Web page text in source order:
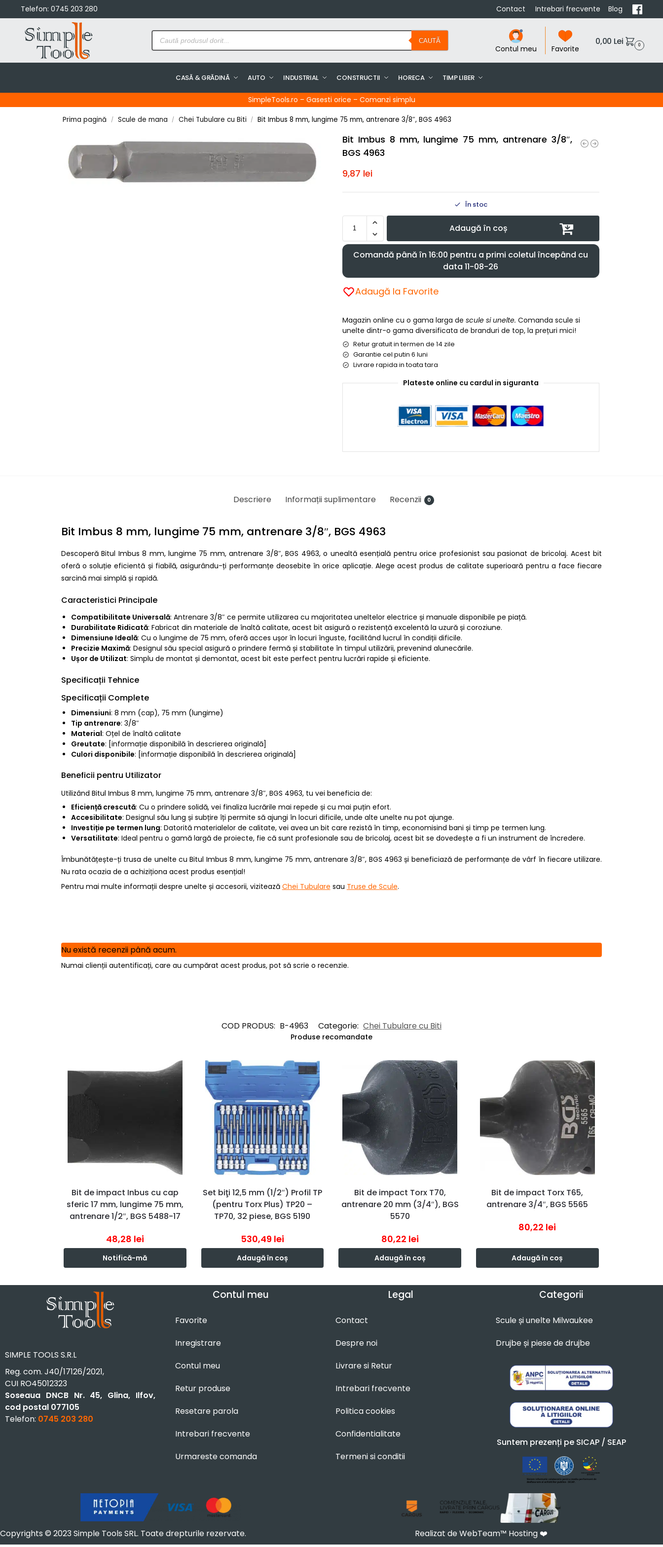
Telefon: 0745 203 280 Contact Intrebari frecvente Blog
CAUTĂ
Contul meu Favorite
0,00 Lei 0
CASĂ & GRĂDINĂ AUTO INDUSTRIAL CONSTRUCTII HORECA TIMP LIBER
SimpleTools.ro – Gasesti orice – Comanzi simplu
Prima pagină / Scule de mana / Chei Tubulare cu Biti / Bit Imbus 8 mm, lungime 75 mm, antrenare 3/8″, BGS 4963
Bit Imbus 8 mm, lungime 75 mm, antrenare 3/8″,
BGS 4963
9,87 lei
În stoc
Adaugă în coș
Comandă până în 16:00 pentru a primi coletul începând cu
data 11-08-26
Adaugă la Favorite
Magazin online cu o gama larga de scule si unelte. Comanda scule si
unelte dintr-o gama diversificata de branduri de top, la prețuri mici!
Retur gratuit in termen de 14 zile
Garantie cel putin 6 luni
Livrare rapida in toata tara
Plateste online cu cardul in siguranta
Descriere Informații suplimentare Recenzii 0
Bit Imbus 8 mm, lungime 75 mm, antrenare 3/8″, BGS 4963
Descoperă Bitul Imbus 8 mm, lungime 75 mm, antrenare 3/8″, BGS 4963, o unealtă esențială pentru orice profesionist sau pasionat de bricolaj. Acest bit
oferă o soluție eficientă și fiabilă, asigurându-ți performanțe deosebite în orice aplicație. Alege acest produs de calitate superioară pentru a face fiecare
sarcină mai simplă și rapidă.
Caracteristici Principale
Compatibilitate Universală: Antrenare 3/8″ ce permite utilizarea cu majoritatea uneltelor electrice și manuale disponibile pe piață.
Durabilitate Ridicată: Fabricat din materiale de înaltă calitate, acest bit asigură o rezistență excelentă la uzură și coroziune.
Dimensiune Ideală: Cu o lungime de 75 mm, oferă acces ușor în locuri înguste, facilitând lucrul în condiții dificile.
Precizie Maximă: Designul său special asigură o prindere fermă și stabilitate în timpul utilizării, prevenind alunecările.
Ușor de Utilizat: Simplu de montat și demontat, acest bit este perfect pentru lucrări rapide și eficiente.
Specificații Tehnice
Specificații Complete
Dimensiuni: 8 mm (cap), 75 mm (lungime)
Tip antrenare: 3/8″
Material: Oțel de înaltă calitate
Greutate: [informație disponibilă în descrierea originală]
Culori disponibile: [informație disponibilă în descrierea originală]
Beneficii pentru Utilizator
Utilizând Bitul Imbus 8 mm, lungime 75 mm, antrenare 3/8″, BGS 4963, tu vei beneficia de:
Eficiență crescută: Cu o prindere solidă, vei finaliza lucrările mai repede și cu mai puțin efort.
Accesibilitate: Designul său lung și subțire îți permite să ajungi în locuri dificile, unde alte unelte nu pot ajunge.
Investiție pe termen lung: Datorită materialelor de calitate, vei avea un bit care rezistă în timp, economisind bani și timp pe termen lung.
Versatilitate: Ideal pentru o gamă largă de proiecte, fie că sunt profesionale sau de bricolaj, acest bit se dovedește a fi un instrument de încredere.
Îmbunătățește-ți trusa de unelte cu Bitul Imbus 8 mm, lungime 75 mm, antrenare 3/8″, BGS 4963 și beneficiază de performanțe de vârf în fiecare utilizare.
Nu rata ocazia de a achiziționa acest produs esențial!
Pentru mai multe informații despre unelte și accesorii, vizitează Chei Tubulare sau Truse de Scule.
Nu există recenzii până acum.
Numai clienții autentificați, care au cumpărat acest produs, pot să scrie o recenzie.
COD PRODUS: B-4963 Categorie: Chei Tubulare cu Biti
Produse recomandate
Bit de impact Inbus cu cap
sferic 17 mm, lungime 75 mm,
antrenare 1/2″, BGS 5488-17
48,28 lei
Notifică-mă
Set biţi 12,5 mm (1/2″) Profil TP
(pentru Torx Plus) TP20 –
TP70, 32 piese, BGS 5190
530,49 lei
Adaugă în coș
Bit de impact Torx T70,
antrenare 20 mm (3/4″), BGS
5570
80,22 lei
Adaugă în coș
Bit de impact Torx T65,
antrenare 3/4″, BGS 5565
80,22 lei
Adaugă în coș
SIMPLE TOOLS S.R.L
Reg. com. J40/17126/2021,
CUI RO45012323
Soseaua DNCB Nr. 45, Glina, Ilfov,
cod postal 077105
Telefon: 0745 203 280
Contul meu
Favorite
Inregistrare
Contul meu
Retur produse
Resetare parola
Intrebari frecvente
Urmareste comanda
Legal
Contact
Despre noi
Livrare si Retur
Intrebari frecvente
Politica cookies
Confidentialitate
Termeni si conditii
Categorii
Scule și unelte Milwaukee
Drujbe și piese de drujbe
Suntem prezenți pe SICAP / SEAP
Copyrights © 2023 Simple Tools SRL. Toate drepturile rezervate. Realizat de WebTeam™ Hosting ❤️